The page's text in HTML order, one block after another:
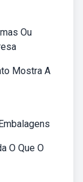
Ou
Mostra A
O Que O